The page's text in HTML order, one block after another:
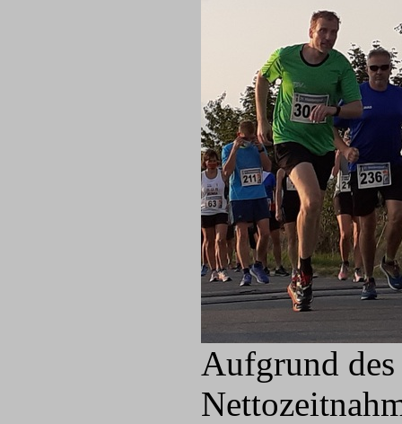
Aufgrund des